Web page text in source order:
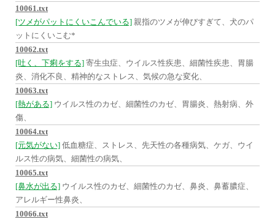
10061.txt
[ツメがパットにくいこんでいる] 親指のツメが伸びすぎて、犬のパ
ットにくいこむ*
10062.txt
[吐く、下痢をする] 寄生虫症、ウイルス性疾患、細菌性疾患、胃腸
炎、消化不良、精神的なストレス、気候の急な変化、
10063.txt
[熱がある] ウイルス性のカゼ、細菌性のカゼ、胃腸炎、熱射病、外
傷、
10064.txt
[元気がない] 低血糖症、ストレス、先天性の各種病気、ケガ、ウイ
ルス性の病気、細菌性の病気、
10065.txt
[鼻水が出る] ウイルス性のカゼ、細菌性のカゼ、鼻炎、鼻蓄膿症、
アレルギー性鼻炎、
10066.txt